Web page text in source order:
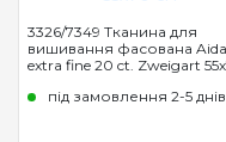
3326/7349 Тканина для
вишивання фасована Aida
extra fine 20 ct. Zweigart
під замовлення 2-5 днів